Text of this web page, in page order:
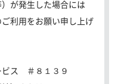
発生した場合には
用をお願い申し上げ
ス ＃８１３９